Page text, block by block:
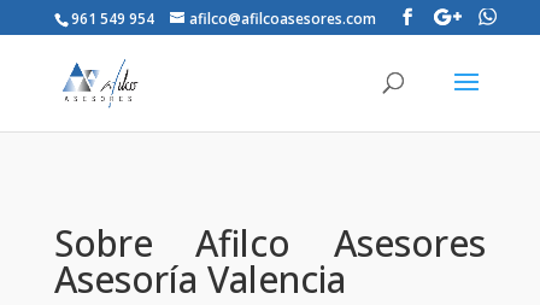
961 549 954 afilco@afilcoasesores.com
Sobre Afilco Asesores
Asesoría Valencia